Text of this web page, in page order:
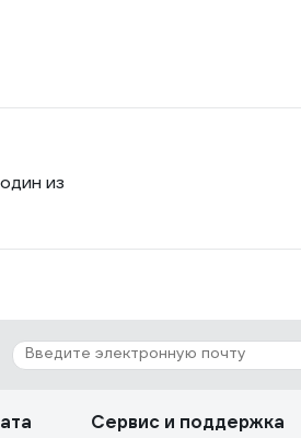
из
Сервис и поддержка